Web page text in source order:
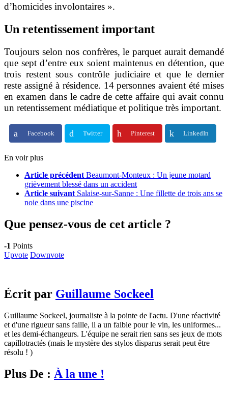
d’homicides involontaires ».
Un retentissement important
Toujours selon nos confrères, le parquet aurait demandé
que sept d’entre eux soient maintenus en détention, que
trois restent sous contrôle judiciaire et que le dernier
reste assigné à résidence. 14 personnes avaient été mises
en examen dans le cadre de cette affaire qui avait connu
un retentissement médiatique et politique très important.
Facebook Twitter Pinterest LinkedIn
En voir plus
Article précédent Beaumont-Monteux : Un jeune motard
grièvement blessé dans un accident
Article suivant Salaise-sur-Sanne : Une fillette de trois ans se
noie dans une piscine
Que pensez-vous de cet article ?
-1 Points
Upvote Downvote
Écrit par Guillaume Sockeel
Guillaume Sockeel, journaliste à la pointe de l'actu. D'une réactivité
et d'une rigueur sans faille, il a un faible pour le vin, les uniformes...
et les demi-échangeurs. L'équipe ne serait rien sans ses jeux de mots
capillotractés (mais le mystère des stylos disparus serait peut être
résolu ! )
Plus De : À la une !